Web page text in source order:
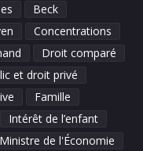
Beck
Concentrations
Droit comparé
et droit privé
Famille
Intérêt de l’enfant
Ministre de l'Économie